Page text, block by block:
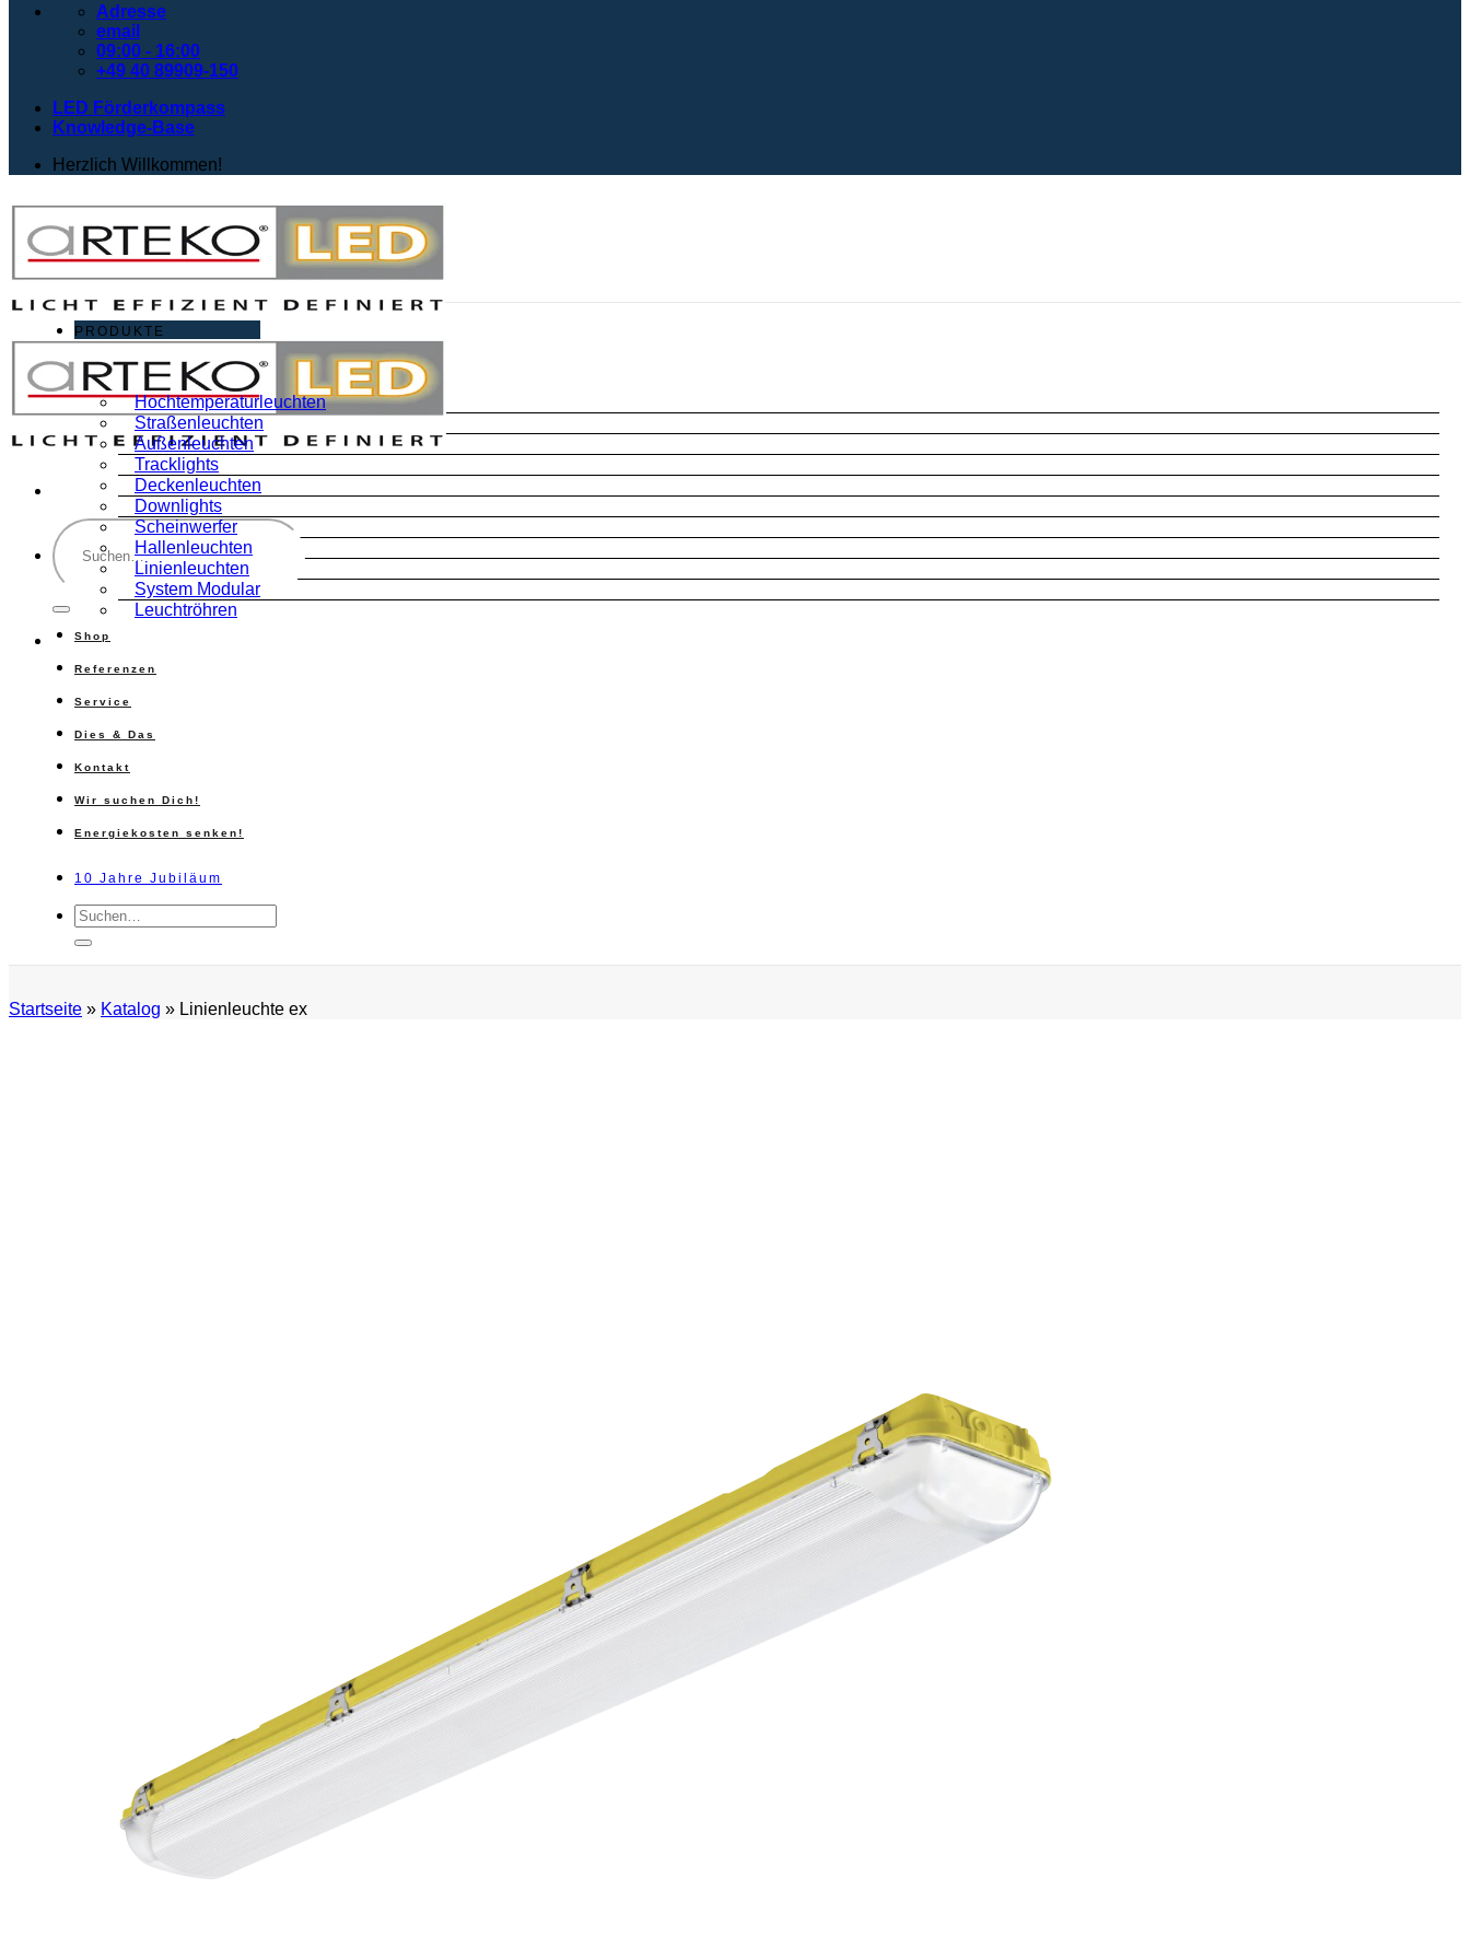
Adresse
email
09:00 - 16:00
+49 40 89909-150
LED Förderkompass
Knowledge-Base
Herzlich Willkommen!
Suche
nach:
PRODUKTE
Hochtemperaturleuchten
Straßenleuchten
Außenleuchten
Tracklights
Deckenleuchten
Downlights
Scheinwerfer
Hallenleuchten
Linienleuchten
System Modular
Leuchtröhren
Shop
Referenzen
Service
Dies & Das
Kontakt
Wir suchen Dich!
Energiekosten senken!
10 Jahre Jubiläum
Suche
nach:
Startseite » Katalog » Linienleuchte ex